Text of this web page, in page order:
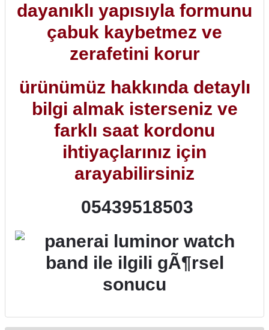
dayanıklı yapısıyla formunu
çabuk kaybetmez ve
zerafetini korur
ürünümüz hakkında detaylı
bilgi almak isterseniz ve
farklı saat kordonu
ihtiyaçlarınız için
arayabilirsiniz
05439518503